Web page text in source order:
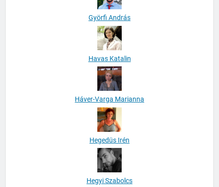
Györfi András
Havas Katalin
Háver-Varga Marianna
Hegedüs Irén
Hegyi Szabolcs